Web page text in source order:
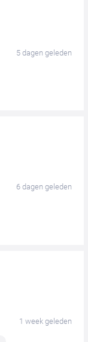
5 dagen geleden
6 dagen geleden
1 week geleden